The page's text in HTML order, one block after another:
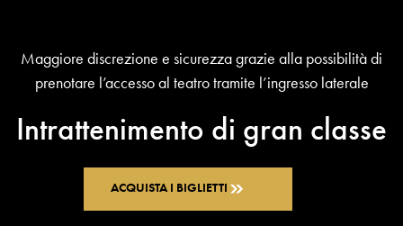
Maggiore discrezione e sicurezza grazie alla possibilità di
prenotare l’accesso al teatro tramite l’ingresso laterale
Intrattenimento di gran classe
ACQUISTA I BIGLIETTI